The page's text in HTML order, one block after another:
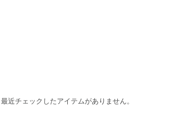
最近チェックしたアイテムがありません。